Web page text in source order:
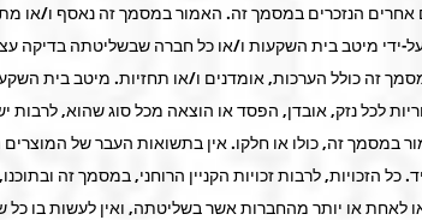
אחרים הנזכרים במסמך זה. האמור במסמך זה נאסף ו/או
על-ידי מיטב בית השקעות ו/או כל חברה שבשליטתה בדיקה
זה כולל הערכות, אומדנים ו/או תחזיות. מיטב בית
לכל נזק, אובדן, הפסד או הוצאה מכל סוג שהוא, לרבות
זה, כולו או חלקו. אין בתשואות העבר של המוצרים
הזכויות, לרבות זכויות הקניין הרוחני, במסמך זה
לאחת או יותר מהחברות אשר בשליטתה, ואין לעשות בו כל